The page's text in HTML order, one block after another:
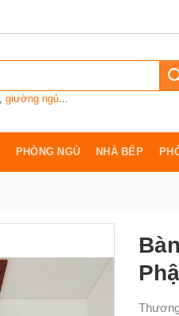
giường ngủ
PHÒNG NGỦ NHÀ BẾP